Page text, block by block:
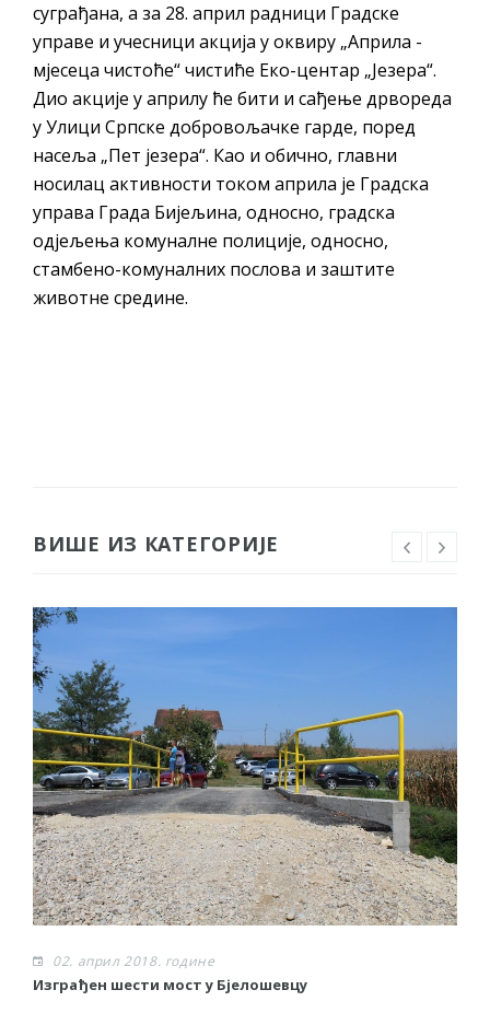
суграђана, а за 28. април радници Градске
управе и учесници акција у оквиру „Априла -
мјесеца чистоће“ чистиће Еко-центар „Језера“.
Дио акције у априлу ће бити и сађење дрвореда
у Улици Српске добровољачке гарде, поред
насеља „Пет језера“. Као и обично, главни
носилац активности током априла је Градска
управа Града Бијељина, односно, градска
одјељења комуналне полиције, односно,
стамбено-комуналних послова и заштите
животне средине.
ВИШЕ ИЗ КАТЕГОРИЈЕ
02. април 2018. године
Изграђен шести мост у Бјелошевцу